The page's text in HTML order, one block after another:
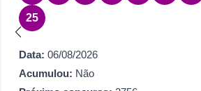
25
Data: 06/08/2026
Acumulou: Não